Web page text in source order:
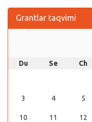
Grantlar taqvimi
Du Se Ch
3 4 5
10 11 12